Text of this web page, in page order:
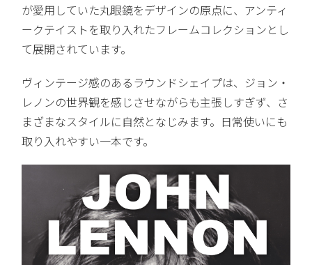
が愛用していた丸眼鏡をデザインの原点に、アンティ
ークテイストを取り入れたフレームコレクションとし
て展開されています。
ヴィンテージ感のあるラウンドシェイプは、ジョン・
レノンの世界観を感じさせながらも主張しすぎず、さ
まざまなスタイルに自然となじみます。日常使いにも
取り入れやすい一本です。